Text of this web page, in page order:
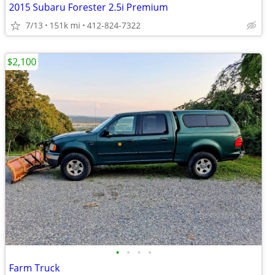
2015 Subaru Forester 2.5i Premium
7/13 151k mi 412-824-7322
• • • •
Farm Truck
$2,100